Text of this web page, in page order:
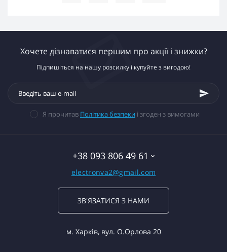
Хочете дізнаватися першим про акції і знижки?
Підпишіться на нашу розсилку і купуйте з вигодою!
Я прочитав Політика безпеки і згоден з вимогами
+38 093 806 49 61
electronva2@gmail.com
ЗВ'ЯЗАТИСЯ З НАМИ
м. Харків, вул. О.Орлова 20